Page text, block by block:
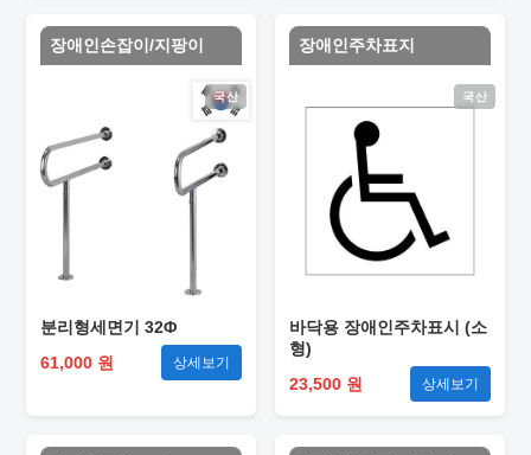
장애인손잡이/지팡이
국산
분리형세면기 32Φ
61,000 원
상세보기
장애인주차표지
국산
바닥용 장애인주차표시 (소
형)
23,500 원
상세보기